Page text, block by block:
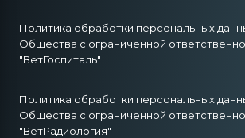
Политика обработки персональных
Общества с ограниченной
"ВетГоспиталь"
Политика обработки персональных
Общества с ограниченной
"ВетРадиология"